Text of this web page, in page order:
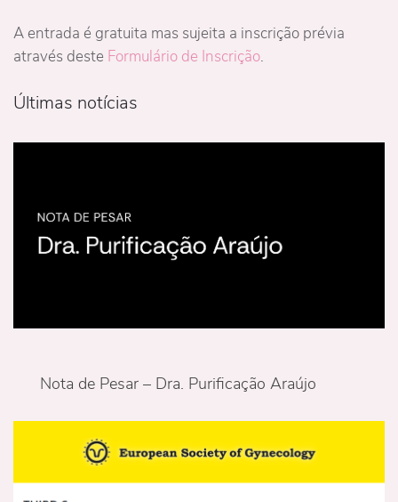
A entrada é gratuita mas sujeita a inscrição prévia
através deste Formulário de Inscrição.
Últimas notícias
Nota de Pesar – Dra. Purificação Araújo